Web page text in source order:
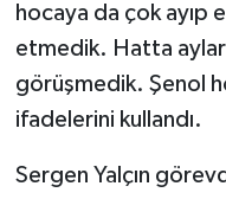
hocaya da çok ayıp
etmedik. Hatta
görüşmedik. Şenol
ifadelerini kullandı.
Sergen Yalçın